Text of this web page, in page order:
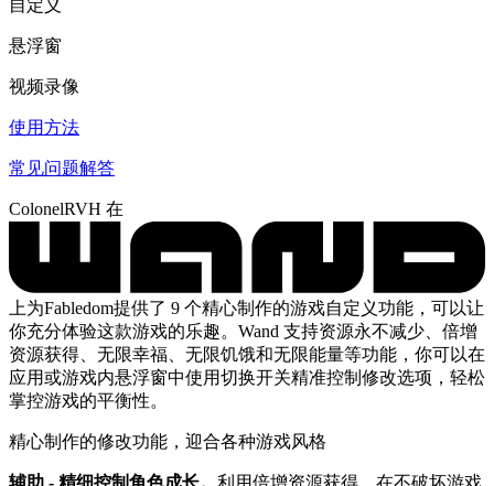
自定义
悬浮窗
视频录像
使用方法
常见问题解答
ColonelRVH 在
上为Fabledom提供了 9 个精心制作的游戏自定义功能，可以让
你充分体验这款游戏的乐趣。Wand 支持资源永不减少、倍增
资源获得、无限幸福、无限饥饿和无限能量等功能，你可以在
应用或游戏内悬浮窗中使用切换开关精准控制修改选项，轻松
掌控游戏的平衡性。
精心制作的修改功能，迎合各种游戏风格
辅助 - 精细控制角色成长。 利用倍增资源获得，在不破坏游戏